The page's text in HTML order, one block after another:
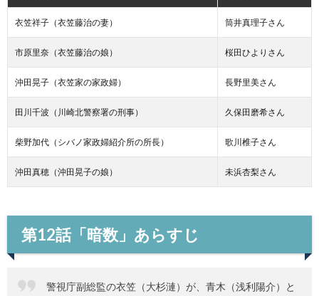
衣笠祥子（衣笠藤治の妻） 筒井真理子さん
市原里奈（衣笠藤治の娘） 桜田ひよりさん
沖田晃子（衣笠家の家政婦） 長野里美さん
田川千波（川崎北警察署の刑事） 久保田磨希さん
柴野加代（シバノ家政婦紹介所の所長） 歌川椎子さん
沖田真穂（沖田晃子の娘） 未浜杏梨さん
第12話「暗数」あらすじ
警視庁副総監の衣笠（大杉漣）が、青木（浅利陽介）と